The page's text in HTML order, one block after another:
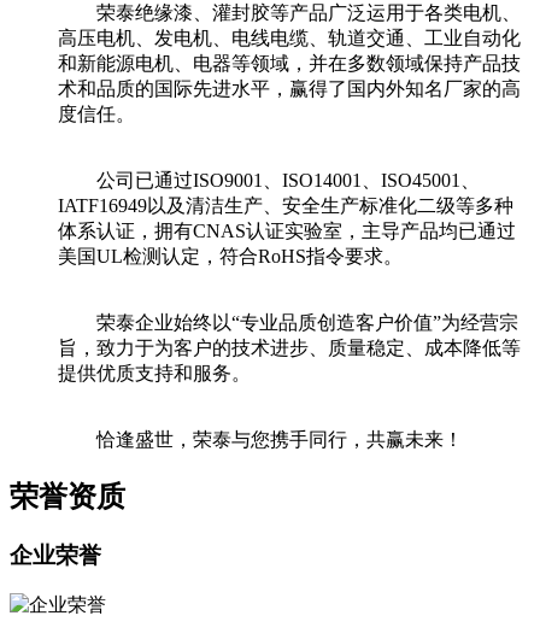
荣泰绝缘漆、灌封胶等产品广泛运用于各类电机、
高压电机、发电机、电线电缆、轨道交通、工业自动化
和新能源电机、电器等领域，并在多数领域保持产品技
术和品质的国际先进水平，赢得了国内外知名厂家的高
度信任。
公司已通过ISO9001、ISO14001、ISO45001、
IATF16949以及清洁生产、安全生产标准化二级等多种
体系认证，拥有CNAS认证实验室，主导产品均已通过
美国UL检测认定，符合RoHS指令要求。
荣泰企业始终以“专业品质创造客户价值”为经营宗
旨，致力于为客户的技术进步、质量稳定、成本降低等
提供优质支持和服务。
恰逢盛世，荣泰与您携手同行，共赢未来！
荣誉资质
企业荣誉